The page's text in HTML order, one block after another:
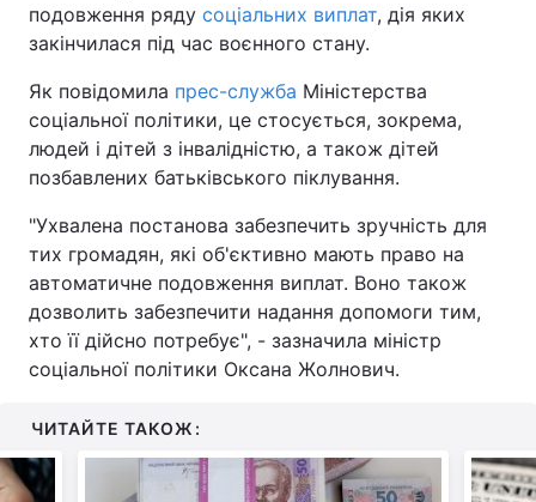
подовження ряду соціальних виплат, дія яких
закінчилася під час воєнного стану.
Як повідомила прес-служба Міністерства
соціальної політики, це стосується, зокрема,
людей і дітей з інвалідністю, а також дітей
позбавлених батьківського піклування.
"Ухвалена постанова забезпечить зручність для
тих громадян, які об'єктивно мають право на
автоматичне подовження виплат. Воно також
дозволить забезпечити надання допомоги тим,
хто її дійсно потребує", - зазначила міністр
соціальної політики Оксана Жолнович.
ЧИТАЙТЕ ТАКОЖ: